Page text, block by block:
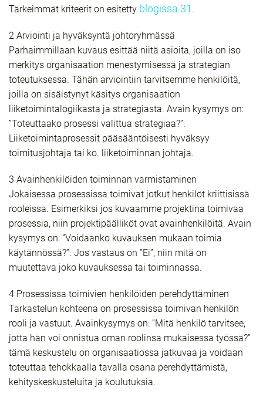
Tärkeimmät kriteerit on esitetty blogissa 31.
2 Arviointi ja hyväksyntä johtoryhmässä
Parhaimmillaan kuvaus esittää niitä asioita, joilla on iso
merkitys organisaation menestymisessä ja strategian
toteutuksessa. Tähän arviointiin tarvitsemme henkilöitä,
joilla on sisäistynyt käsitys organisaation
liiketoimintalogiikasta ja strategiasta. Avain kysymys on:
”Toteuttaako prosessi valittua strategiaa?”.
Liiketoimintaprosessit pääsääntöisesti hyväksyy
toimitusjohtaja tai ko. liiketoiminnan johtaja.
3 Avainhenkilöiden toiminnan varmistaminen
Jokaisessa prosessissa toimivat jotkut henkilöt kriittisissä
rooleissa. Esimerkiksi jos kuvaamme projektina toimivaa
prosessia, niin projektipäälliköt ovat avainhenkilöitä. Avain
kysymys on: ”Voidaanko kuvauksen mukaan toimia
käytännössä?”. Jos vastaus on ”Ei”, niin mitä on
muutettava joko kuvauksessa tai toiminnassa.
4 Prosessissa toimivien henkilöiden perehdyttäminen
Tarkastelun kohteena on prosessissa toimivan henkilön
rooli ja vastuut. Avainkysymys on: ”Mitä henkilö tarvitsee,
jotta hän voi onnistua oman roolinsa mukaisessa työssä?”
tämä keskustelu on organisaatiossa jatkuvaa ja voidaan
toteuttaa tehokkaalla tavalla osana perehdyttämistä,
kehityskeskusteluita ja koulutuksia.